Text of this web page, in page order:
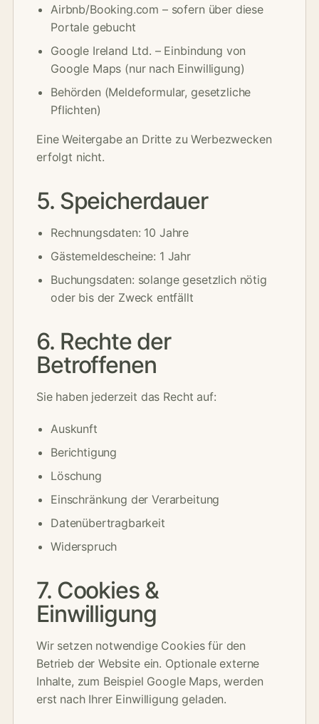
Airbnb/Booking.com – sofern über diese
Portale gebucht
Google Ireland Ltd. – Einbindung von
Google Maps (nur nach Einwilligung)
Behörden (Meldeformular, gesetzliche
Pflichten)
Eine Weitergabe an Dritte zu Werbezwecken
erfolgt nicht.
5. Speicherdauer
Rechnungsdaten: 10 Jahre
Gästemeldescheine: 1 Jahr
Buchungsdaten: solange gesetzlich nötig
oder bis der Zweck entfällt
6. Rechte der
Betroffenen
Sie haben jederzeit das Recht auf:
Auskunft
Berichtigung
Löschung
Einschränkung der Verarbeitung
Datenübertragbarkeit
Widerspruch
7. Cookies &
Einwilligung
Wir setzen notwendige Cookies für den
Betrieb der Website ein. Optionale externe
Inhalte, zum Beispiel Google Maps, werden
erst nach Ihrer Einwilligung geladen.